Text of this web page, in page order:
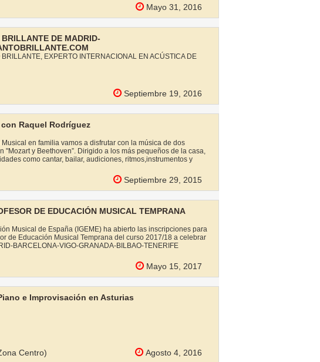
Mayo 31, 2016
DE MADRID-
EXPERTO INTERNACIONAL EN ACÚSTICA DE
Septiembre 19, 2016
con Raquel Rodríguez
en familia vamos a disfrutar con la música de dos
"Mozart y Beethoven”. Dirigido a los más pequeños de la casa,
como cantar, bailar, audiciones, ritmos,instrumentos y
Septiembre 29, 2015
DE EDUCACIÓN MUSICAL TEMPRANA
Musical de España (IGEME) ha abierto las inscripciones para
de Educación Musical Temprana del curso 2017/18 a celebrar
BARCELONA-VIGO-GRANADA-BILBAO-TENERIFE
Mayo 15, 2017
e Improvisación en Asturias
Centro) Agosto 4, 2016